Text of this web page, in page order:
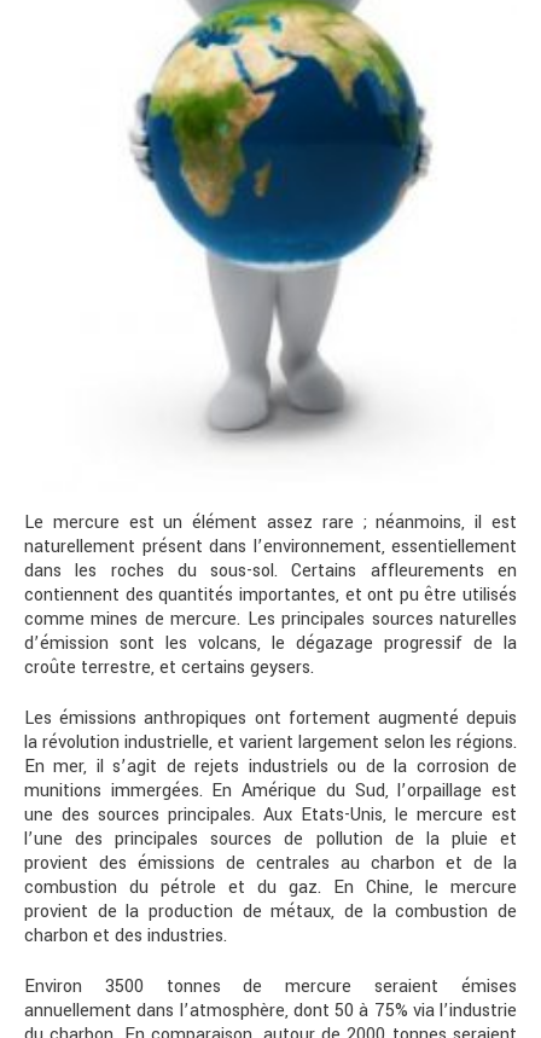
Le mercure est un élément assez rare ; néanmoins, il est
naturellement présent dans l’environnement, essentiellement
dans les roches du sous-sol. Certains affleurements en
contiennent des quantités importantes, et ont pu être utilisés
comme mines de mercure. Les principales sources naturelles
d’émission sont les volcans, le dégazage progressif de la
croûte terrestre, et certains geysers.
Les émissions anthropiques ont fortement augmenté depuis
la révolution industrielle, et varient largement selon les régions.
En mer, il s’agit de rejets industriels ou de la corrosion de
munitions immergées. En Amérique du Sud, l’orpaillage est
une des sources principales. Aux Etats-Unis, le mercure est
l’une des principales sources de pollution de la pluie et
provient des émissions de centrales au charbon et de la
combustion du pétrole et du gaz. En Chine, le mercure
provient de la production de métaux, de la combustion de
charbon et des industries.
Environ 3500 tonnes de mercure seraient émises
annuellement dans l’atmosphère, dont 50 à 75% via l’industrie